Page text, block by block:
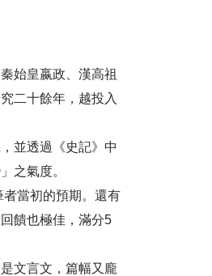
始皇嬴政、漢高祖
二十餘年，越投入
並透過《史記》中
之氣度。
當初的預期。還有
饋也極佳，滿分5
文言文，篇幅又龐